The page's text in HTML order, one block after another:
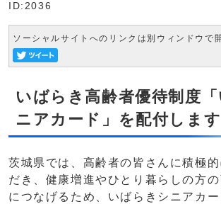
ID:2036
ソーシャルサイトへのリンクは別ウィンドウで
いばらき高齢者優待制度
ニアカード」を配付します
茨城県では、高齢者の皆さんに積極
だき、健康増進やひとり暮らしの方
につなげるため、いばらきシニアカ